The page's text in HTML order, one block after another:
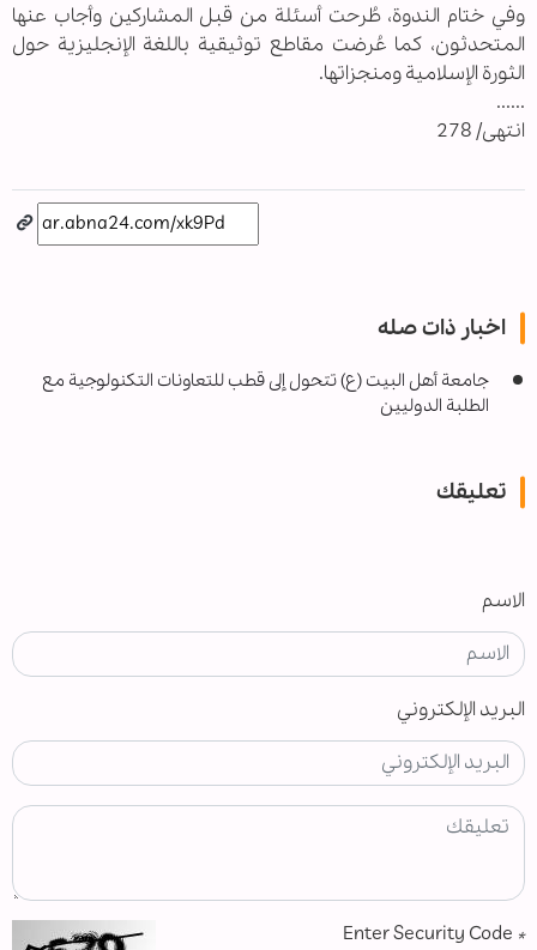
وفي ختام الندوة، طُرحت أسئلة من قبل المشاركين وأجاب عنها
المتحدثون، كما عُرضت مقاطع توثيقية باللغة الإنجليزية حول
الثورة الإسلامية ومنجزاتها.
......
انتهى/ 278
اخبار ذات صله
جامعة أهل البيت (ع) تتحول إلى قطب للتعاونات التكنولوجية مع
الطلبة الدوليين
تعليقك
الاسم
البريد الإلكتروني
*